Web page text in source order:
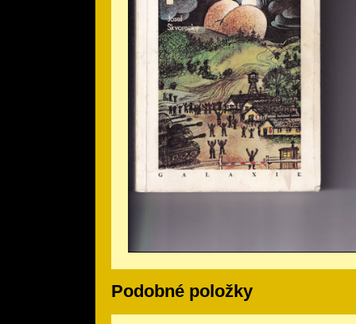
Podobné položky